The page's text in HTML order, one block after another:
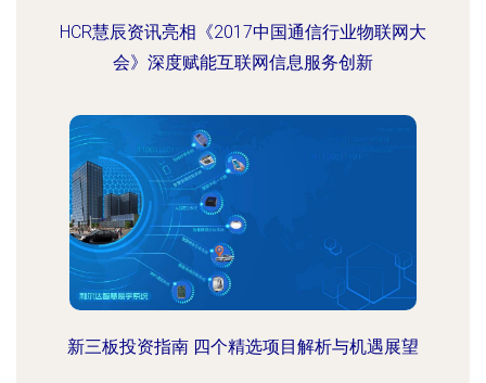
HCR慧辰资讯亮相《2017中国通信行业物联网大
会》深度赋能互联网信息服务创新
新三板投资指南 四个精选项目解析与机遇展望